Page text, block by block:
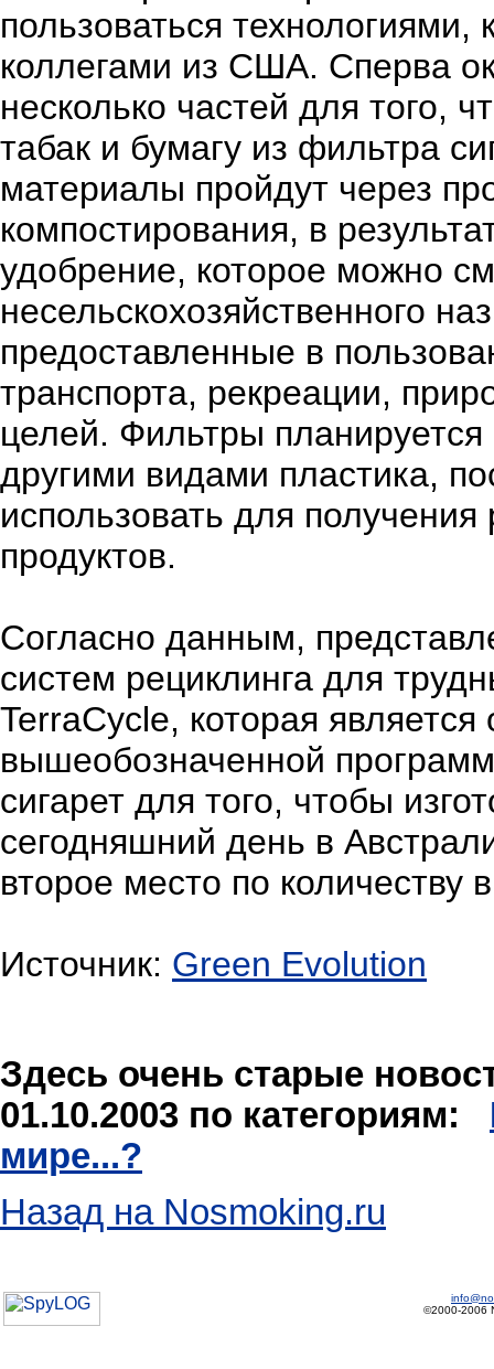
пользоваться
коллегами из США. Сперва
несколько частей для того,
табак и бумагу из фильтра
материалы пройдут через
компостирования, в
удобрение, которое можно
несельскохозяйственного
предоставленные в
транспорта, рекреации,
целей. Фильтры
другими видами пластика,
использовать для
продуктов.
Согласно данным,
систем рециклинга для
TerraCycle, которая
вышеобозначенной
сигарет для того, чтобы
сегодняшний день в
второе место по количеству
Источник: Green Evolution
Здесь очень старые
01.10.2003 по категориям:
мире...?
Назад на Nosmoking.ru
©2000-2006